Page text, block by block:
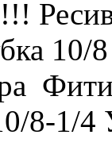
10/
8-1/4